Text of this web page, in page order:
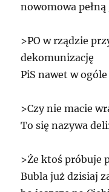
nowomowa pełną
>PO w rządzie
dekomunizację
PiS nawet w
>Czy nie macie
To się nazywa
>Że ktoś próbuje
Bubla już dzisiaj